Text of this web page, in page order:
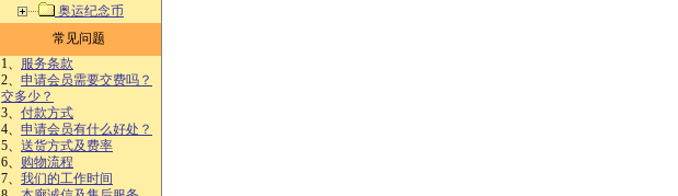
奥运纪念币
常见问题
1、 服务条款
2、 申请会员需要交费吗？
交多少？
3、 付款方式
4、 申请会员有什么好处？
5、 送货方式及费率
6、 购物流程
7、 我们的工作时间